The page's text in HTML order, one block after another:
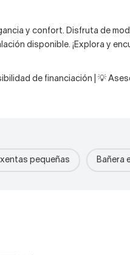
y confort. Disfruta de
disponible. ¡Explora y
de financiación | 💡
pequeñas Bañera